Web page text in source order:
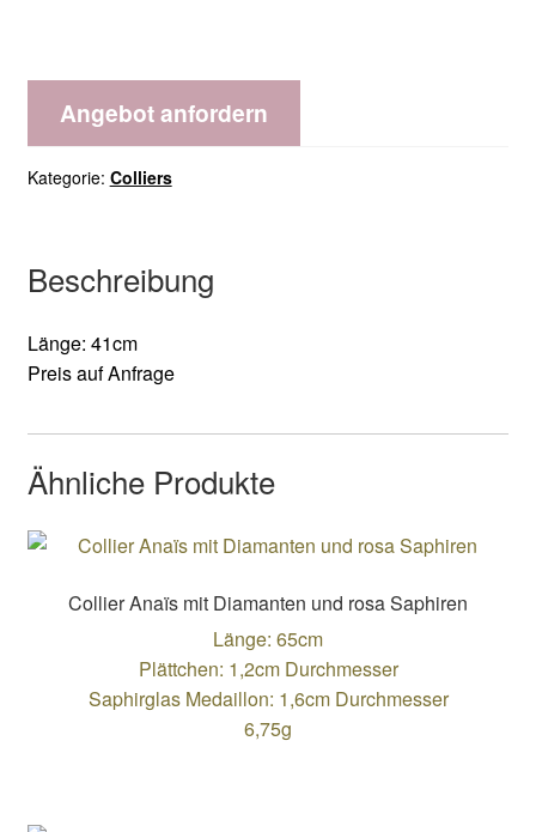
Angebot anfordern
Kategorie: Colliers
Beschreibung
Länge: 41cm
Preis auf Anfrage
Ähnliche Produkte
Collier Anaïs mit Diamanten und rosa Saphiren
Länge: 65cm
Plättchen: 1,2cm Durchmesser
Saphirglas Medaillon: 1,6cm Durchmesser
6,75g